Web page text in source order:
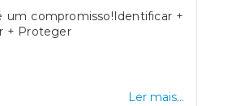
um compromisso!Identificar +
+ Proteger
Ler mais...